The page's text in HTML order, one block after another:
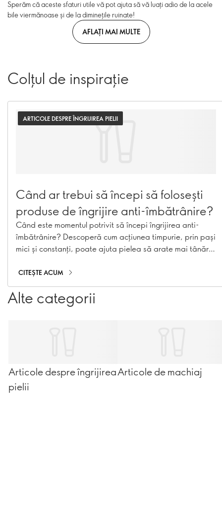
Sperăm că aceste sfaturi utile vă pot ajuta să vă luați adio de la acele
bile viermănoase și de la diminețile ruinate!
AFLAȚI MAI MULTE
Colțul de inspirație
ARTICOLE DESPRE ÎNGRIJIREA PIELII
Când ar trebui să începi să folosești
produse de îngrijire anti-îmbătrânire?
Când este momentul potrivit să începi îngrijirea anti-
îmbătrânire? Descoperă cum acțiunea timpurie, prin pași
mici și constanți, poate ajuta pielea să arate mai tânără
CITEȘTE ACUM
Alte categorii
Articole despre îngrijirea
pielii
Articole de machiaj